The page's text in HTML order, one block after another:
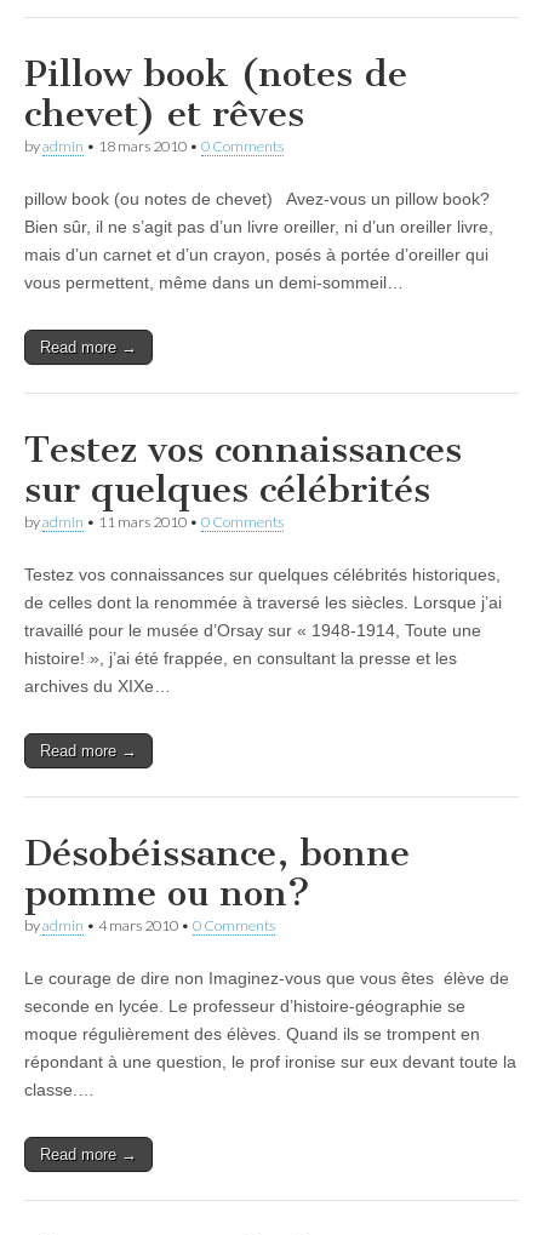
Pillow book (notes de
chevet) et rêves
byadmin • 18 mars 2010 • 0 Comments
pillow book (ou notes de chevet) Avez-vous un pillow book?
Bien sûr, il ne s’agit pas d’un livre oreiller, ni d’un oreiller livre,
mais d’un carnet et d’un crayon, posés à portée d’oreiller qui
vous permettent, même dans un demi-sommeil…
Read more →
Testez vos connaissances
sur quelques célébrités
byadmin • 11 mars 2010 • 0 Comments
Testez vos connaissances sur quelques célébrités historiques,
de celles dont la renommée à traversé les siècles. Lorsque j’ai
travaillé pour le musée d’Orsay sur « 1948-1914, Toute une
histoire! », j’ai été frappée, en consultant la presse et les
archives du XIXe…
Read more →
Désobéissance, bonne
pomme ou non?
byadmin • 4 mars 2010 • 0 Comments
Le courage de dire non Imaginez-vous que vous êtes élève de
seconde en lycée. Le professeur d’histoire-géographie se
moque régulièrement des élèves. Quand ils se trompent en
répondant à une question, le prof ironise sur eux devant toute la
classe.…
Read more →